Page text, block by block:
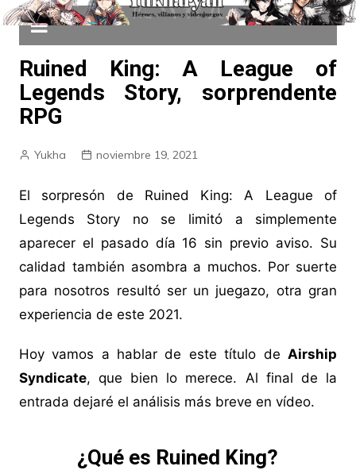
Ruined King: A League of
Legends Story, sorprendente
RPG
Yukha noviembre 19, 2021
El sorpresón de Ruined King: A League of
Legends Story no se limitó a simplemente
aparecer el pasado día 16 sin previo aviso. Su
calidad también asombra a muchos. Por suerte
para nosotros resultó ser un juegazo, otra gran
experiencia de este 2021.
Hoy vamos a hablar de este título deAirship
Syndicate, que bien lo merece. Al final de la
entrada dejaré el análisis más breve en vídeo.
¿Qué es Ruined King?